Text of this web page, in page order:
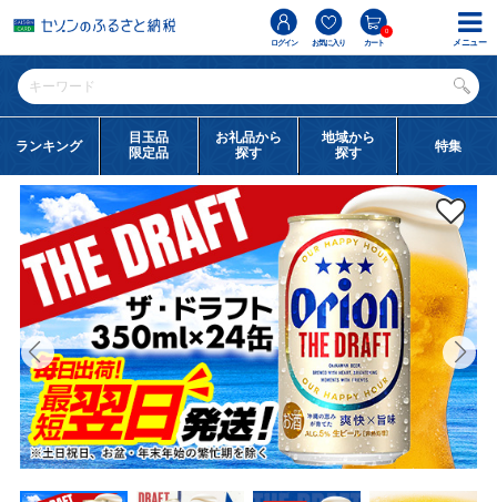
ログイン お気に入り カート
0
ランキング
目玉品
限定品
お礼品から
探す
地域から
探す
特集
メニュー